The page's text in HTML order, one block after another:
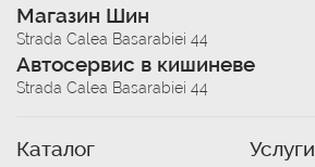
Магазин Шин
Strada Calea Basarabiei 44
Автосервис в кишиневе
Strada Calea Basarabiei 44
Каталог Услуги